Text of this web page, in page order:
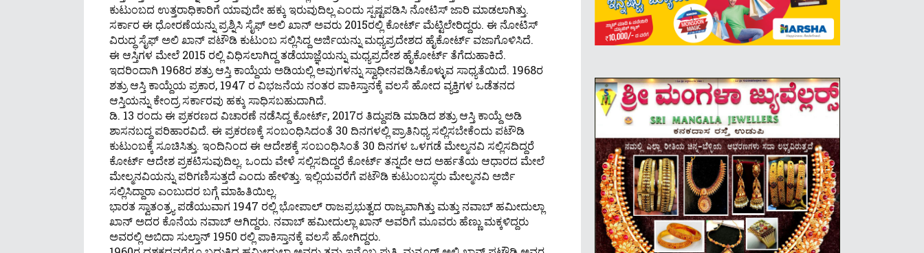
ಕುಟುಂಬದ ಉತ್ತರಾಧಿಕಾರಿಗೆ ಯಾವುದೇ ಹಕ್ಕು ಇರುವುದಿಲ್ಲ ಎಂದು ಸ್ಪಷ್ಟಪಡಿಸಿ ನೋಟಿಸ್ ಜಾರಿ ಮಾಡಲಾಗಿತ್ತು.
ಸರ್ಕಾರ ಈ ಧೋರಣೆಯನ್ನು ಪ್ರಶ್ನಿಸಿ ಸೈಫ್‌ ಅಲಿ ಖಾನ್‌ ಅವರು 2015ರಲ್ಲಿ ಕೋರ್ಟ್‌ ಮೆಟ್ಟಿಲೇರಿದ್ದರು. ಈ ನೋಟಿಸ್
ವಿರುದ್ಧ ಸೈಫ್ ಅಲಿ ಖಾನ್ ಪಟೌಡಿ ಕುಟುಂಬ ಸಲ್ಲಿಸಿದ್ದ ಅರ್ಜಿಯನ್ನು ಮಧ್ಯಪ್ರದೇಶದ ಹೈಕೋರ್ಟ್ ವಜಾಗೊಳಿಸಿದೆ.
ಈ ಆಸ್ತಿಗಳ ಮೇಲೆ 2015 ರಲ್ಲಿ ವಿಧಿಸಲಾಗಿದ್ದ ತಡೆಯಾಜ್ಞೆಯನ್ನು ಮಧ್ಯಪ್ರದೇಶ ಹೈಕೋರ್ಟ್‌ ತೆಗೆದುಹಾಕಿದೆ.
ಇದರಿಂದಾಗಿ 1968ರ ಶತ್ರು ಆಸ್ತಿ ಕಾಯ್ದೆಯ ಅಡಿಯಲ್ಲಿ ಅವುಗಳನ್ನು ಸ್ವಾಧೀನಪಡಿಸಿಕೊಳ್ಳುವ ಸಾಧ್ಯತೆಯಿದೆ. 1968ರ
ಶತ್ರು ಆಸ್ತಿ ಕಾಯ್ದೆಯ ಪ್ರಕಾರ, 1947 ರ ವಿಭಜನೆಯ ನಂತರ ಪಾಕಿಸ್ತಾನಕ್ಕೆ ವಲಸೆ ಹೋದ ವ್ಯಕ್ತಿಗಳ ಒಡೆತನದ
ಆಸ್ತಿಯನ್ನು ಕೇಂದ್ರ ಸರ್ಕಾರವು ಹಕ್ಕು ಸಾಧಿಸಬಹುದಾಗಿದೆ.
ಡಿ. 13 ರಂದು ಈ ಪ್ರಕರಣದ ವಿಚಾರಣೆ ನಡೆಸಿದ್ದ ಕೋರ್ಟ್‌, 2017ರ ತಿದ್ದುಪಡಿ ಮಾಡಿದ ಶತ್ರು ಆಸ್ತಿ ಕಾಯ್ದೆ ಅಡಿ
ಶಾಸನಬದ್ಧ ಪರಿಹಾರವಿದೆ. ಈ ಪ್ರಕರಣಕ್ಕೆ ಸಂಬಂಧಿಸಿದಂತೆ 30 ದಿನಗಳಲ್ಲಿ ಪ್ರಾತಿನಿಧ್ಯ ಸಲ್ಲಿಸಬೇಕೆಂದು ಪಟೌಡಿ
ಕುಟುಂಬಕ್ಕೆ ಸೂಚಿಸಿತ್ತು. ಇಂದಿನಿಂದ ಈ ಆದೇಶಕ್ಕೆ ಸಂಬಂಧಿಸಿಂತೆ 30 ದಿನಗಳ ಒಳಗಡೆ ಮೇಲ್ಮನವಿ ಸಲ್ಲಿಸದಿದ್ದರೆ
ಕೋರ್ಟ್‌ ಆದೇಶ ಪ್ರಕಟಿಸುವುದಿಲ್ಲ. ಒಂದು ವೇಳೆ ಸಲ್ಲಿಸದಿದ್ದರೆ ಕೋರ್ಟ್‌ ತನ್ನದೇ ಆದ ಅರ್ಹತೆಯ ಆಧಾರದ ಮೇಲೆ
ಮೇಲ್ಮನವಿಯನ್ನು ಪರಿಗಣಿಸುತ್ತದೆ ಎಂದು ಹೇಳಿತ್ತು. ಇಲ್ಲಿಯವರೆಗೆ ಪಟೌಡಿ ಕುಟುಂಬಸ್ಥರು ಮೇಲ್ಮನವಿ ಅರ್ಜಿ
ಸಲ್ಲಿಸಿದ್ದಾರಾ ಎಂಬುದರ ಬಗ್ಗೆ ಮಾಹಿತಿಯಿಲ್ಲ.
ಭಾರತ ಸ್ವಾತಂತ್ರ್ಯ ಪಡೆಯುವಾಗ 1947 ರಲ್ಲಿ ಭೋಪಾಲ್ ರಾಜಪ್ರಭುತ್ವದ ರಾಜ್ಯವಾಗಿತ್ತು ಮತ್ತು ನವಾಬ್ ಹಮೀದುಲ್ಲಾ
ಖಾನ್ ಅದರ ಕೊನೆಯ ನವಾಬ್ ಆಗಿದ್ದರು. ನವಾಬ್ ಹಮೀದುಲ್ಲಾ ಖಾನ್ ಅವರಿಗೆ ಮೂವರು ಹೆಣ್ಣು ಮಕ್ಕಳಿದ್ದರು
ಅವರಲ್ಲಿ ಅಬಿದಾ ಸುಲ್ತಾನ್ 1950 ರಲ್ಲಿ ಪಾಕಿಸ್ತಾನಕ್ಕೆ ವಲಸೆ ಹೋಗಿದ್ದರು.